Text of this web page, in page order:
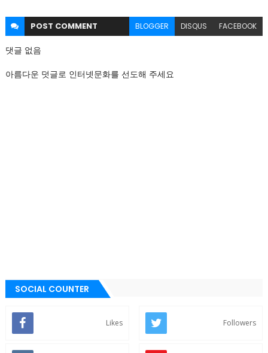
POST COMMENT BLOGGER DISQUS FACEBOOK
댓글 없음
아름다운 덧글로 인터넷문화를 선도해 주세요
SOCIAL COUNTER
Likes Followers